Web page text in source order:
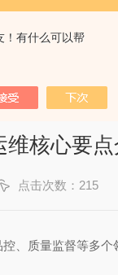
！有什么可以帮
当前
核心要点
点击次数：215
质量监督等多个